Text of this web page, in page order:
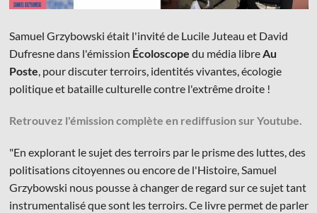
© Les Éditions du Faubourg 2026
42 rue Planchat 75020 Paris
Fondatrice :
Sophie Caillat
CGV
• Mentions légales Politique de confidentialité
Samuel Grzybowski était l'invité de Lucile Juteau et David
Dufresne dans l'émission Écoloscope du média libreAu
Poste, pour discuter terroirs, identités vivantes, écologie
politique et bataille culturelle contre l'extrême droite !
Retrouvez l'émission complète en rediffusion sur Youtube.
"En explorant le sujet des terroirs par le prisme des luttes, des
politisations citoyennes ou encore de l'Histoire, Samuel
Grzybowski nous pousse à changer de regard sur ce sujet tant
instrumentalisé que sont les terroirs. Ce livre permet de parler